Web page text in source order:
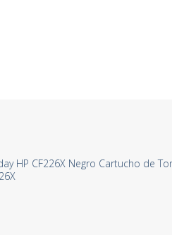
HP CF226X Negro Cartucho de